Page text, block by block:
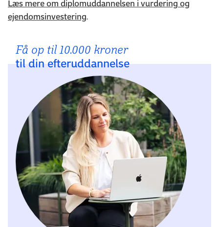
Læs mere om diplomuddannelsen i vurdering og
ejendomsinvestering.
Få op til 10.000 kroner
til din efteruddannelse